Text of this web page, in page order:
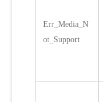
Err_Media_N
ot_Support